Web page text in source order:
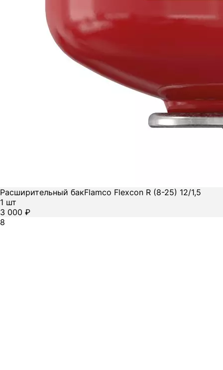
Расширительный бакFlamco Flexcon R (8-25) 12/1,5
1 шт
3 000 ₽
8